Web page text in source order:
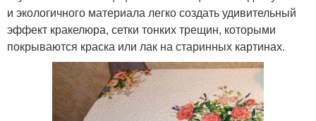
и экологичного материала легко создать удивительный
эффект кракелюра, сетки тонких трещин, которыми
покрываются краска или лак на старинных картинах.